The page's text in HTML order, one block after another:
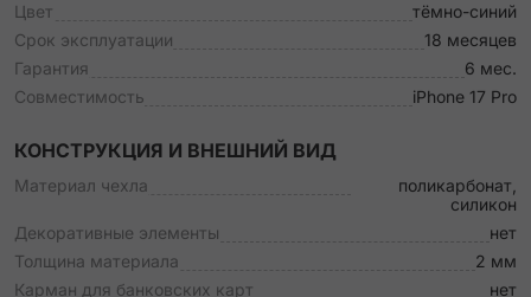
Цвет
тёмно-синий
Срок эксплуатации
18 месяцев
Гарантия
6 мес.
Совместимость
iPhone 17 Pro
КОНСТРУКЦИЯ И ВНЕШНИЙ ВИД
Материал чехла
поликарбонат,
силикон
Декоративные элементы
нет
Толщина материала
2 мм
Карман для банковских карт
нет